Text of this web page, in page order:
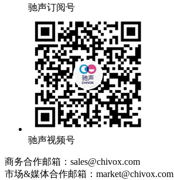
驰声订阅号
驰声视频号
商务合作邮箱：sales@chivox.com
市场&媒体合作邮箱：market@chivox.com